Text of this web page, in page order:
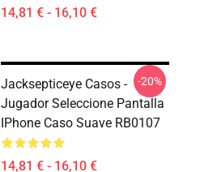
14,81 € - 16,10 €
Jacksepticeye Casos -
Jugador Seleccione Pantalla
IPhone Caso Suave RB0107
14,81 € - 16,10 €
-20%